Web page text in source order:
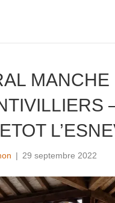
MANCHE
| 29 septembre 2022